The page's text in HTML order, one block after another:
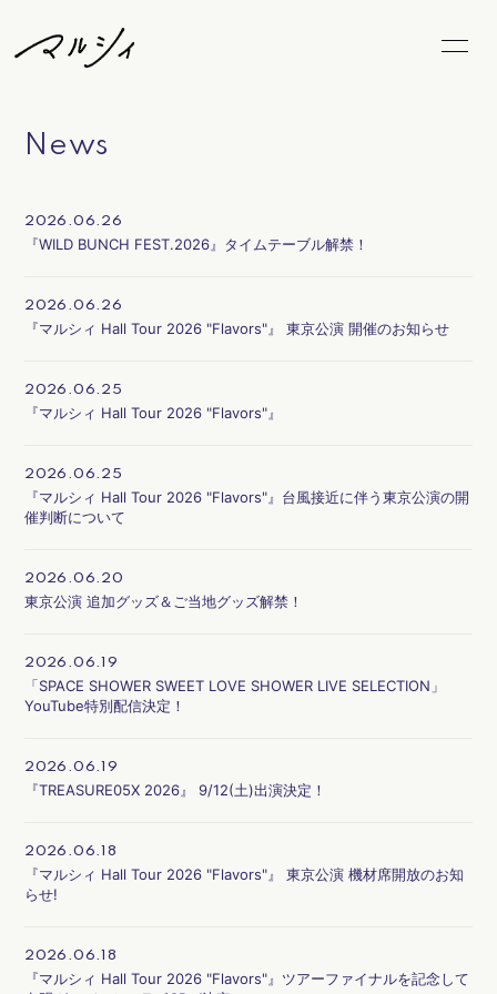
Video
Blog Radio
Movie
会員登録 ログイン
News
2026.06.26
『WILD BUNCH FEST.2026』タイムテーブル解禁！
2026.06.26
『マルシィ Hall Tour 2026 "Flavors"』 東京公演 開催のお知らせ
2026.06.25
『マルシィ Hall Tour 2026 "Flavors"』
2026.06.25
『マルシィ Hall Tour 2026 "Flavors"』台風接近に伴う東京公演の開
催判断について
2026.06.20
東京公演 追加グッズ＆ご当地グッズ解禁！
2026.06.19
「SPACE SHOWER SWEET LOVE SHOWER LIVE SELECTION」
YouTube特別配信決定！
2026.06.19
『TREASURE05X 2026』 9/12(土)出演決定！
2026.06.18
『マルシィ Hall Tour 2026 "Flavors"』 東京公演 機材席開放のお知
らせ!
2026.06.18
『マルシィ Hall Tour 2026 "Flavors"』ツアーファイナルを記念して